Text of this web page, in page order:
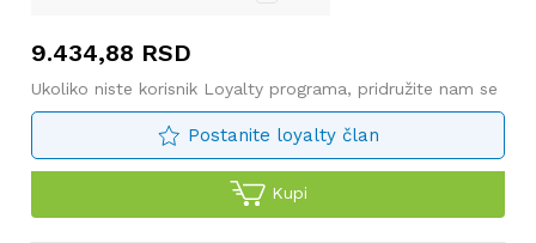
9.434,88 RSD
Ukoliko niste korisnik Loyalty programa, pridružite nam se
Postanite loyalty član
Kupi